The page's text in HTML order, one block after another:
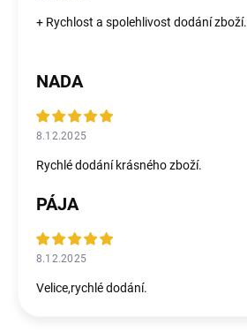
+ Rychlost a spolehlivost dodání zboží.
NADA
8.12.2025
Rychlé dodání krásného zboží.
PÁJA
8.12.2025
Velice,rychlé dodání.